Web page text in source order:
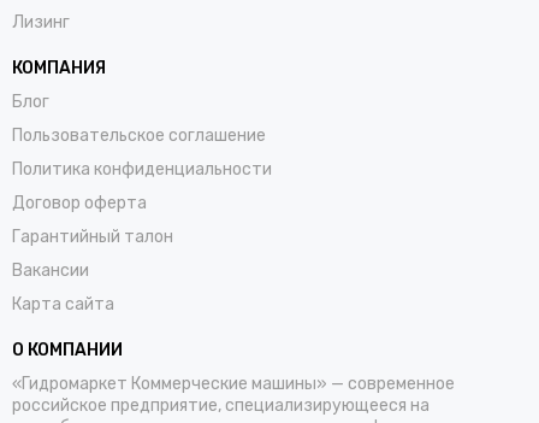
Лизинг
КОМПАНИЯ
Блог
Пользовательское соглашение
Политика конфиденциальности
Договор оферта
Гарантийный талон
Вакансии
Карта сайта
О КОМПАНИИ
«Гидромаркет Коммерческие машины» — современное
российское предприятие, специализирующееся на